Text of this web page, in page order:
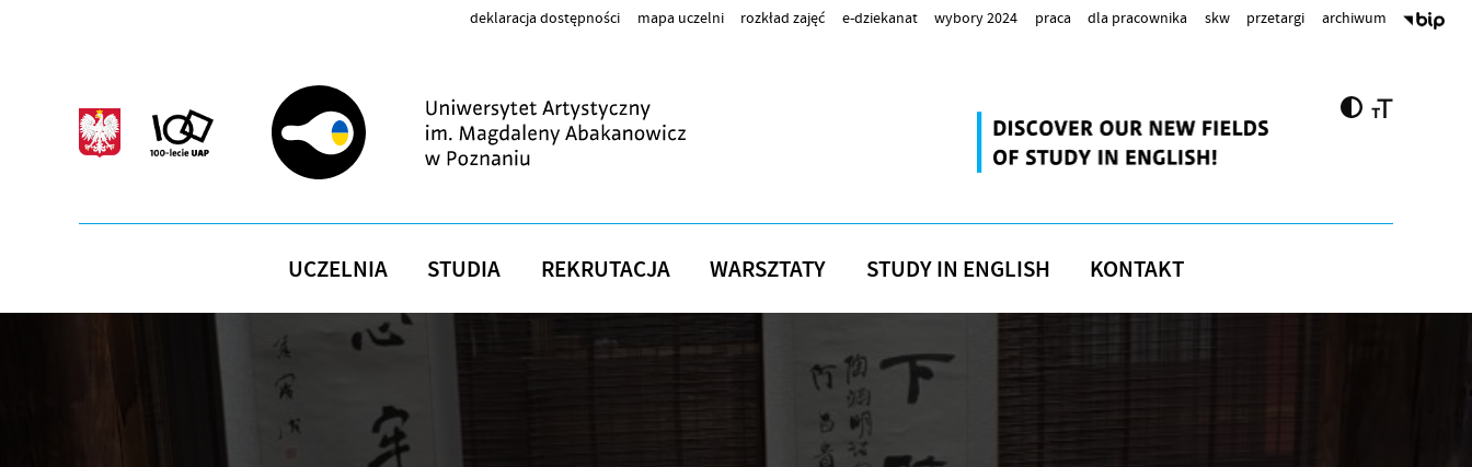
deklaracja dostępności mapa uczelni rozkład zajęć e-dziekanat wybory 2024 praca dla pracownika skw przetargi archiwum
UCZELNIA STUDIA REKRUTACJA WARSZTATY STUDY IN ENGLISH KONTAKT